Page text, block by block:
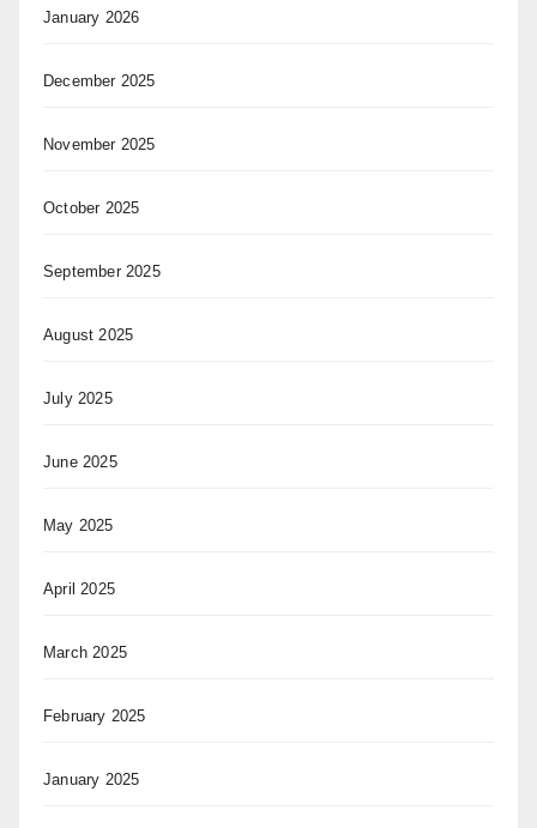
January 2026
December 2025
November 2025
October 2025
September 2025
August 2025
July 2025
June 2025
May 2025
April 2025
March 2025
February 2025
January 2025